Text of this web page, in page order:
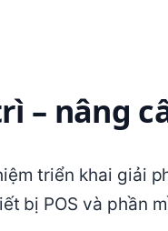
– nâng
triển khai giải
bị POS và phần